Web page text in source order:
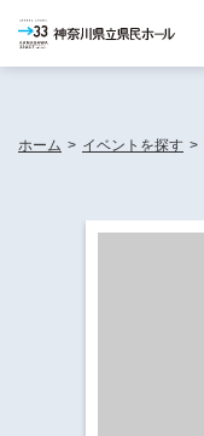
ホーム > イベントを探す >